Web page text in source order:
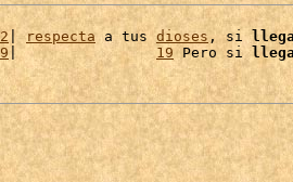
| respecta a tus dioses , si
| 19 Pero si